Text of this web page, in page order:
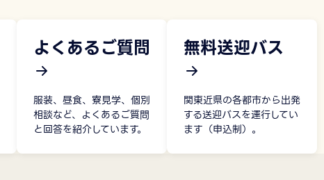
よくあるご質問
服装、昼食、寮見学、個別
相談など、よくあるご質問
と回答を紹介しています。
無料送迎バス
関東近県の各都市から出発
する送迎バスを運行してい
ます（申込制）。